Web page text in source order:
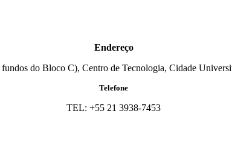
Endereço
do Bloco C), Centro de Tecnologia, Cidade
Telefone
TEL: +55 21 3938-7453